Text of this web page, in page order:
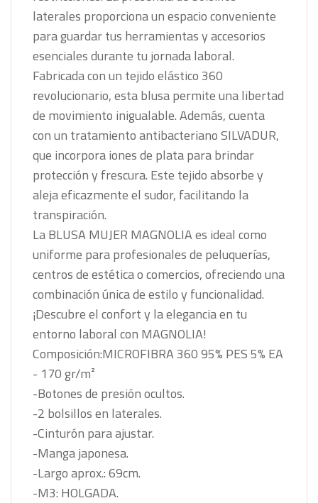
laterales proporciona un espacio conveniente
para guardar tus herramientas y accesorios
esenciales durante tu jornada laboral.
Fabricada con un tejido elástico 360
revolucionario, esta blusa permite una libertad
de movimiento inigualable. Además, cuenta
con un tratamiento antibacteriano SILVADUR,
que incorpora iones de plata para brindar
protección y frescura. Este tejido absorbe y
aleja eficazmente el sudor, facilitando la
transpiración.
La BLUSA MUJER MAGNOLIA es ideal como
uniforme para profesionales de peluquerías,
centros de estética o comercios, ofreciendo una
combinación única de estilo y funcionalidad.
¡Descubre el confort y la elegancia en tu
entorno laboral con MAGNOLIA!
Composición:MICROFIBRA 360 95% PES 5% EA
- 170 gr/m²
-Botones de presión ocultos.
-2 bolsillos en laterales.
-Cinturón para ajustar.
-Manga japonesa.
-Largo aprox.: 69cm.
-M3: HOLGADA.